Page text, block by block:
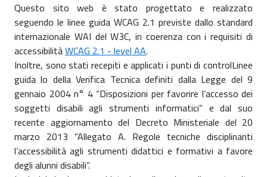
Questo sito web è stato progettato e realizzato
seguendo le linee guida WCAG 2.1 previste dallo standard
internazionale WAI del W3C, in coerenza con i requisiti di
accessibilitàWCAG 2.1 - level AA.
Inoltre, sono stati recepiti e applicati i punti di controlLinee
guida lo della Verifica Tecnica definiti dalla Legge del 9
gennaio 2004 n° 4 “Disposizioni per favorire l’accesso dei
soggetti disabili agli strumenti informatici” e dal suo
recente aggiornamento del Decreto Ministeriale del 20
marzo 2013 “Allegato A. Regole tecniche disciplinanti
l’accessibilità agli strumenti didattici e formativi a favore
degli alunni disabili”.